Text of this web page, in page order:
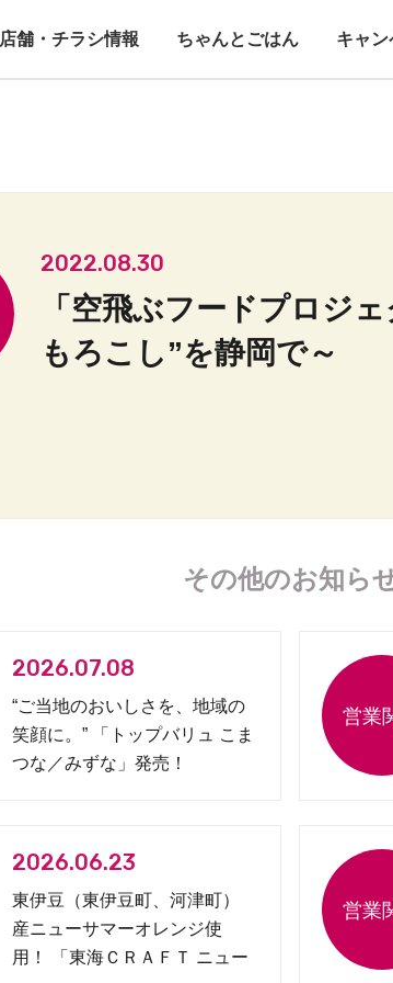
店舗・チラシ情報 ちゃんとごはん キャ
2022.08.30
「空飛ぶフードプロジ
もろこし”を静岡で～
その他のお知ら
2026.07.08
“ご当地のおいしさを、地域の
笑顔に。” 「トップバリュ こま
つな／みずな」発売！
2026.06.23
東伊豆（東伊豆町、河津町）
産ニューサマーオレンジ使
用！ 「東海ＣＲＡＦＴ ニュー